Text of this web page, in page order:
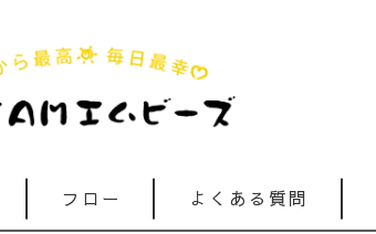
フロー よくある質問